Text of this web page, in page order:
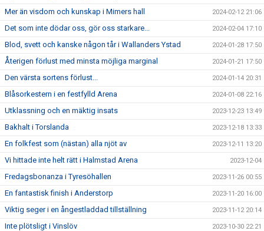
Mer än visdom och kunskap i Mimers hall 2024-02-12 21:06
Det som inte dödar oss, gör oss starkare... 2024-02-04 17:10
Blod, svett och kanske någon tår i Wallanders Ystad 2024-01-28 17:50
Återigen förlust med minsta möjliga marginal 2024-01-21 17:50
Den värsta sortens förlust... 2024-01-14 20:31
Blåsorkestern i en festfylld Arena 2024-01-08 22:16
Utklassning och en mäktig insats 2023-12-23 13:49
Bakhalt i Torslanda 2023-12-18 13:33
En folkfest som (nästan) alla njöt av 2023-12-11 13:20
Vi hittade inte helt rätt i Halmstad Arena 2023-12-04
Fredagsbonanza i Tyresöhallen 2023-11-26 00:55
En fantastisk finish i Anderstorp 2023-11-20 16:00
Viktig seger i en ångestladdad tillställning 2023-11-12 20:14
Inte plötsligt i Vinslöv 2023-10-30 22:21